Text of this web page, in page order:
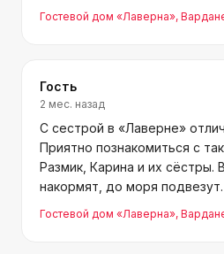
за хороший отдых! Всем
Гостевой дом «Лаверна»,
Гость
2 мес. назад
С сестрой в «Лаверне»
Приятно познакомиться с
Размик, Карина и их сёстры.
накормят, до моря
просто замечательная,
недорого, и под
Гостевой дом «Лаверна»,